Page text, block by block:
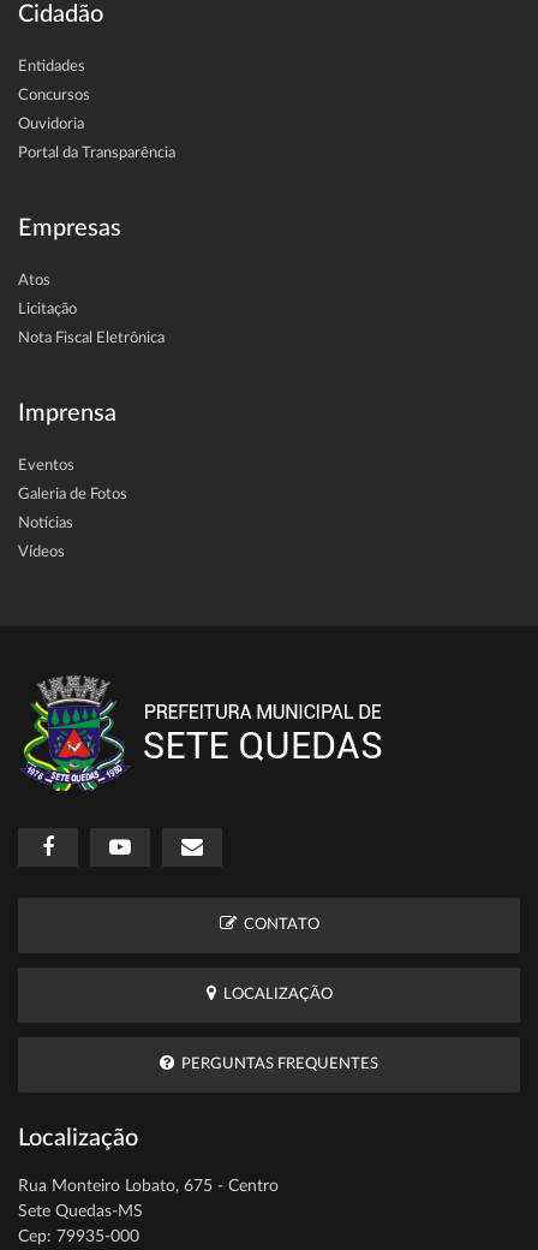
Cidadão
Entidades
Concursos
Ouvidoria
Portal da Transparência
Empresas
Atos
Licitação
Nota Fiscal Eletrônica
Imprensa
Eventos
Galeria de Fotos
Notícias
Vídeos
CONTATO
LOCALIZAÇÃO
PERGUNTAS FREQUENTES
Localização
Rua Monteiro Lobato, 675 - Centro
Sete Quedas-MS
Cep: 79935-000